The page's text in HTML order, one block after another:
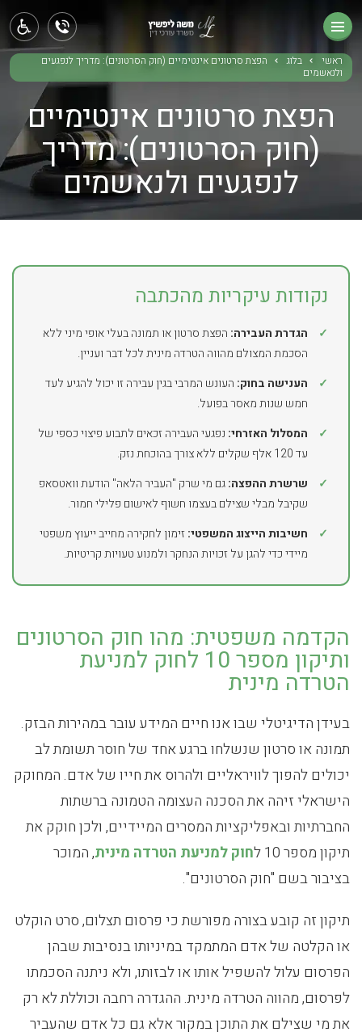
ראשי בלוג
הפצת סרטונים אינטימיים (חוק הסרטונים): מדריך לנפגעים
ולנאשמים
הפצת סרטונים אינטימיים
(חוק הסרטונים): מדריך
לנפגעים ולנאשמים
נקודות עיקריות מהכתבה
✓ הגדרת העבירה: הפצת סרטון או תמונה בעלי אופי מיני ללא
הסכמת המצולם מהווה הטרדה מינית לכל דבר ועניין.
✓
הענישה בחוק: העונש המרבי בגין עבירה זו יכול להגיע לעד
חמש שנות מאסר בפועל.
✓
המסלול האזרחי: נפגעי העבירה זכאים לתבוע פיצוי כספי של
עד 120 אלף שקלים ללא צורך בהוכחת נזק.
✓
שרשרת ההפצה:גם מי שרק "העביר הלאה" הודעת וואטסאפ
שקיבל מבלי שצילם בעצמו חשוף לאישום פלילי חמור.
✓
חשיבות הייצוג המשפטי:זימון לחקירה מחייב ייעוץ משפטי
מיידי כדי להגן על זכויות הנחקר ולמנוע טעויות קריטיות.
הקדמה משפטית: מהו חוק הסרטונים
ותיקון מספר 10 לחוק למניעת
הטרדה מינית
בעידן הדיגיטלי שבו אנו חיים המידע עובר במהירות הבזק.
תמונה או סרטון שנשלחו ברגע אחד של חוסר תשומת לב
יכולים להפוך לוויראליים ולהרוס את חייו של אדם. המחוקק
הישראלי זיהה את הסכנה העצומה הטמונה ברשתות
החברתיות ובאפליקציות המסרים המיידיים, ולכן חוקק את
תיקון מספר 10 ל
חוק למניעת הטרדה מינית, המוכר
בציבור בשם "חוק הסרטונים".
תיקון זה קובע בצורה מפורשת כי פרסום תצלום, סרט הוקלט
או הקלטה של אדם המתמקד במיניותו בנסיבות שבהן
הפרסום עלול להשפיל אותו או לבזותו, ולא ניתנה הסכמתו
לפרסום, מהווה הטרדה מינית. ההגדרה רחבה וכוללת לא רק
את מי שצילם את התוכן במקור אלא גם כל אדם שהעביר
ראשי
תחומי עיסוק
בלוג
צור קשר